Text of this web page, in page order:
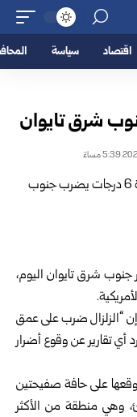
اقتصاد سياسة
ريختر جنوب شرق تايوان اليوم،
“الزلزال ضرب على عمق
أي تقارير عن وقوع أضرار
على حافة صفيحتين
وهي منطقة من الأكثر